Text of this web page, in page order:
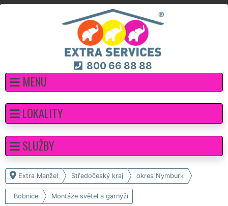
800 66 88 88
MENU
Extra Manžel Středočeský kraj okres Nymburk
Bobnice Montáže světel a garnýží
LOKALITY
SLUŽBY